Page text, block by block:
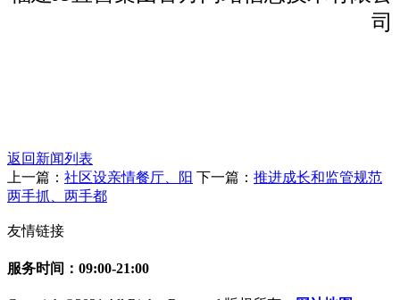
司
返回新闻列表
上一篇： 社区设亲情餐厅、阳 下一篇： 推进成长和监管规范
两手抓、两手都
友情链接
服务时间：09:00-21:00